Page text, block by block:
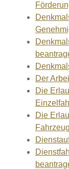
Der
Die
Die